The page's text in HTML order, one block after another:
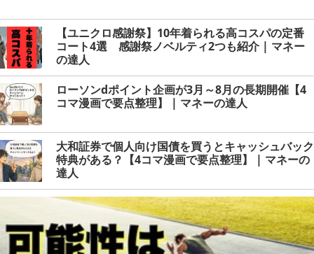
【ユニクロ感謝祭】10年着られる高コスパの定番
コート4選 感謝祭ノベルティ2つも紹介 | マネー
の達人
ローソンdポイント企画が3月～8月の長期開催【4
コマ漫画で要点整理】 | マネーの達人
大和証券で個人向け国債を買うとキャッシュバック
特典がある？【4コマ漫画で要点整理】 | マネーの
達人